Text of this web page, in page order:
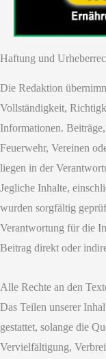
Haftung und
Die Redaktion
Vollständigkeit,
Informationen.
Feuerwehr, Vereinen
liegen in der
Jegliche Inhalte,
wurden sorgfältig
Verantwortung für die
Beitrag direkt oder
Alle Rechte an den
Das Teilen unserer
gestattet, solange die
Vervielfältigung,